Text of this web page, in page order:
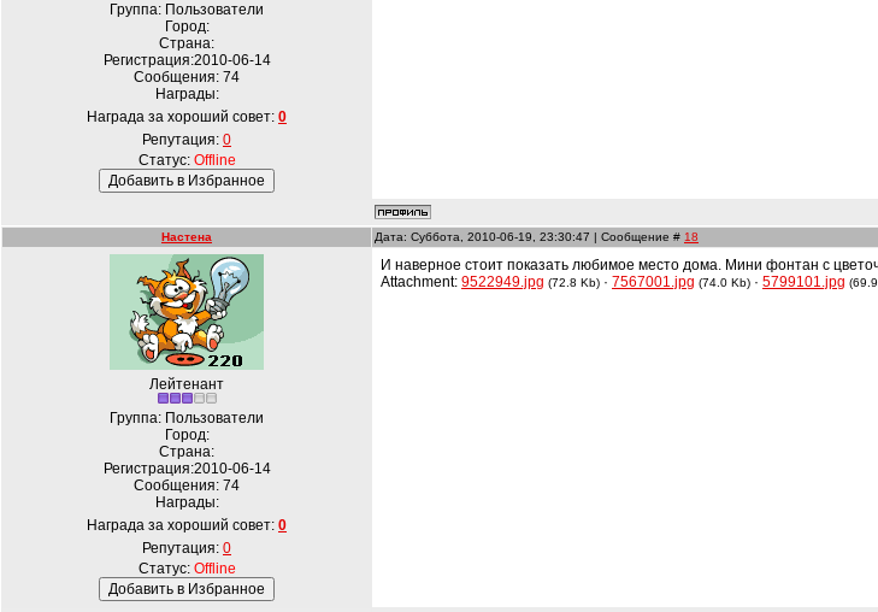
Группа: Пользователи
Город:
Страна:
Регистрация:2010-06-14
Сообщения: 74
Награды:
Награда за хороший совет: 0
Репутация: 0
Статус: Offline
Настена Дата: Суббота, 2010-06-19, 23:30:47 | Сообщение # 18
Лейтенант
Группа: Пользователи
Город:
Страна:
Регистрация:2010-06-14
Сообщения: 74
Награды:
Награда за хороший совет: 0
Репутация: 0
Статус: Offline
И наверное стоит показать любимое место дома. Мини фонтан с
Attachment: 9522949.jpg (72.8 Kb) · 7567001.jpg (74.0 Kb) · 5799101.jpg